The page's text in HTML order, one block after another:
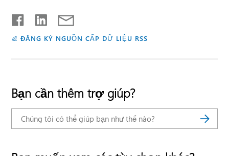
ĐĂNG KÝ NGUỒN CẤP DỮ LIỆU RSS
Bạn cần thêm trợ giúp?